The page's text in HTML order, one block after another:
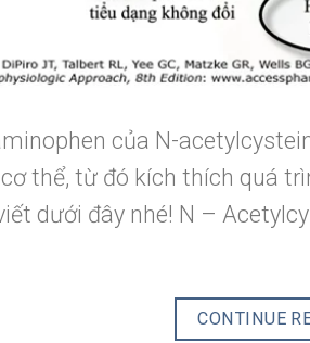
của N-
thể, từ đó kích thích quá
dưới đây nhé! N –
CONTINUE